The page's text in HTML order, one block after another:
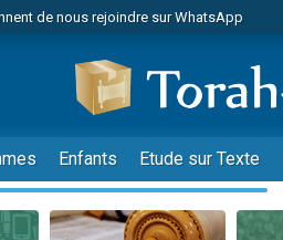
de nous rejoindre sur WhatsApp
musiques dans Torah-Box Music
viennent de faire un don pour Sauvez la
pour étudier en groupe sur Zoom
de nous rejoindre sur WhatsApp
de nous rejoindre sur WhatsApp
Enfants Etude sur Texte